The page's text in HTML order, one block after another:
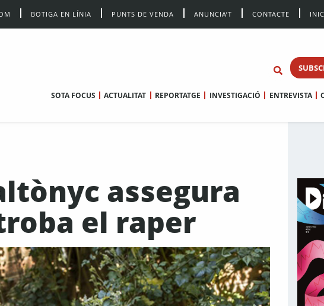
BOTIGA EN LÍNIA PUNTS DE VENDA ANUNCIA’T CONTACTE
SOTA FOCUS ACTUALITAT REPORTATGE INVESTIGACIÓ ENTREVISTA
assegura
el raper